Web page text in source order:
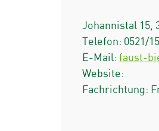
Johannistal 15
Telefon: 0521/
E-Mail: faust-
Website:
Fachrichtung: